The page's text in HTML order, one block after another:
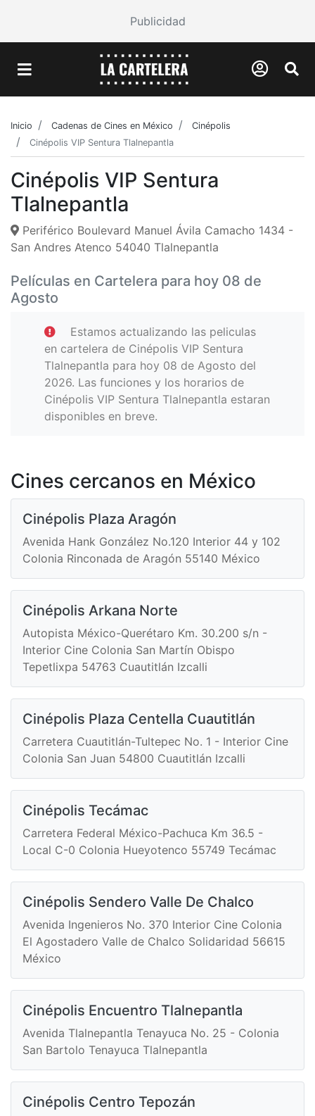
Publicidad
Inicio Cadenas de Cines en México
Cinépolis
Cinépolis VIP Sentura Tlalnepantla
Cinépolis VIP Sentura
Tlalnepantla
Periférico Boulevard Manuel Ávila Camacho 1434 -
San Andres Atenco 54040 Tlalnepantla
Películas en Cartelera para hoy 08 de
Agosto
Estamos actualizando las peliculas
en cartelera de Cinépolis VIP Sentura
Tlalnepantla para hoy 08 de Agosto del
2026. Las funciones y los horarios de
Cinépolis VIP Sentura Tlalnepantla estaran
disponibles en breve.
Cines cercanos en México
Cinépolis Plaza Aragón
Avenida Hank González No.120 Interior 44 y 102
Colonia Rinconada de Aragón 55140 México
Cinépolis Arkana Norte
Autopista México-Querétaro Km. 30.200 s/n -
Interior Cine Colonia San Martín Obispo
Tepetlixpa 54763 Cuautitlán Izcalli
Cinépolis Plaza Centella Cuautitlán
Carretera Cuautitlán-Tultepec No. 1 - Interior Cine
Colonia San Juan 54800 Cuautitlán Izcalli
Cinépolis Tecámac
Carretera Federal México-Pachuca Km 36.5 -
Local C-0 Colonia Hueyotenco 55749 Tecámac
Cinépolis Sendero Valle De Chalco
Avenida Ingenieros No. 370 Interior Cine Colonia
El Agostadero Valle de Chalco Solidaridad 56615
México
Cinépolis Encuentro Tlalnepantla
Avenida Tlalnepantla Tenayuca No. 25 - Colonia
San Bartolo Tenayuca Tlalnepantla
Cinépolis Centro Tepozán